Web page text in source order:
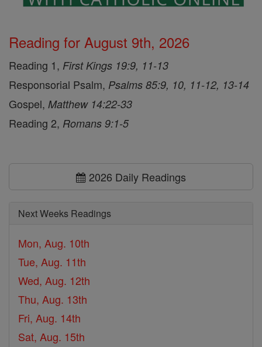
Reading for August 9th, 2026
Reading 1, First Kings 19:9, 11-13
Responsorial Psalm, Psalms 85:9, 10, 11-12, 13-14
Gospel, Matthew 14:22-33
Reading 2, Romans 9:1-5
2026 Daily Readings
Next Weeks Readings
Mon, Aug. 10th
Tue, Aug. 11th
Wed, Aug. 12th
Thu, Aug. 13th
Fri, Aug. 14th
Sat, Aug. 15th